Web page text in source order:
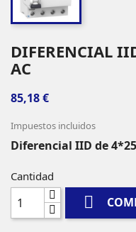
DIFERENCIAL
AC
85,18 €
Impuestos incluidos
Diferencial IID de
Cantidad
